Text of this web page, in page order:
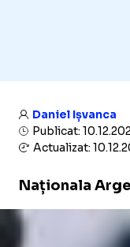
Daniel Ișvanca
Publicat:
Actualizat:
Naționala